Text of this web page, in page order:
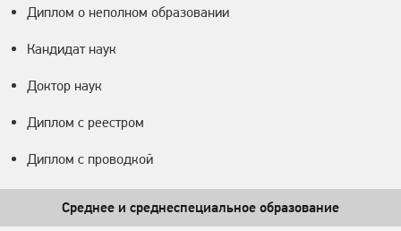
Диплом о неполном образовании
Кандидат наук
Доктор наук
Диплом с реестром
Диплом с проводкой
Среднее и среднеспециальное образование